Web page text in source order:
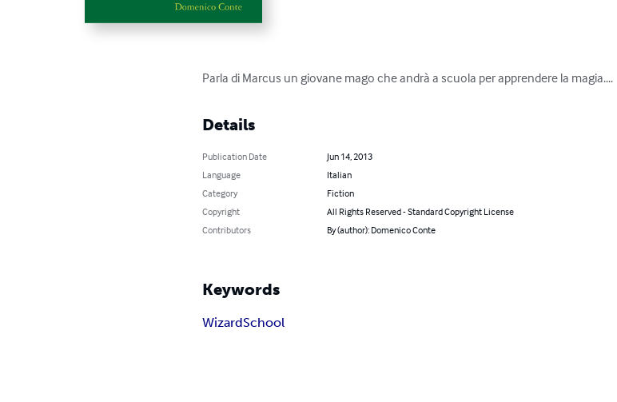
Parla di Marcus un giovane mago che andrà a scuola per apprendere la magia....
Details
Publication Date
Jun 14, 2013
Language
Italian
Category
Fiction
Copyright
All Rights Reserved - Standard Copyright License
Contributors
By (author): Domenico Conte
Keywords
WizardSchool